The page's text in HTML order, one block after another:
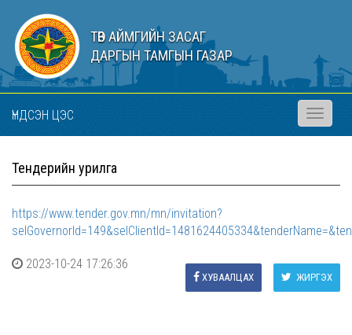
ТӨВ АЙМГИЙН ЗАСАГ
ДАРГЫН ТАМГЫН ГАЗАР
ҮНДСЭН ЦЭС
Toggle
Тендерийн урилга
https://www.tender.gov.mn/mn/invitation?
2023-10-24 17:26:36
ЖИРГЭХ
ХУВААЛЦАХ